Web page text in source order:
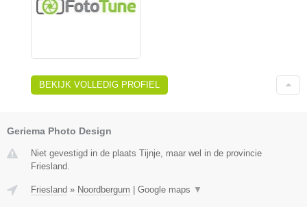
BEKIJK VOLLEDIG PROFIEL
Geriema Photo Design
Niet gevestigd in de plaats Tijnje, maar wel in de provincie
Friesland.
Friesland » Noordbergum Google maps ▼